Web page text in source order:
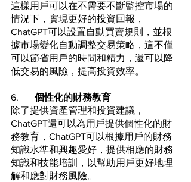
這樣用戶可以在不需要不斷監控市場的
情況下，實現更好的投資回報，
ChatGPT可以設置自動買賣規則，並根
據市場變化自動調整交易策略，這不僅
可以節省用戶的時間和精力，還可以降
低交易的風險，提高投資效率。
個性化的財務教育
除了提供資產管理和投資建議，
ChatGPT還可以為用戶提供個性化的財
務教育，ChatGPT可以根據用戶的財務
知識水準和興趣愛好，提供相應的財務
知識和技能培訓，以幫助用戶更好地理
解和應對財務風險。